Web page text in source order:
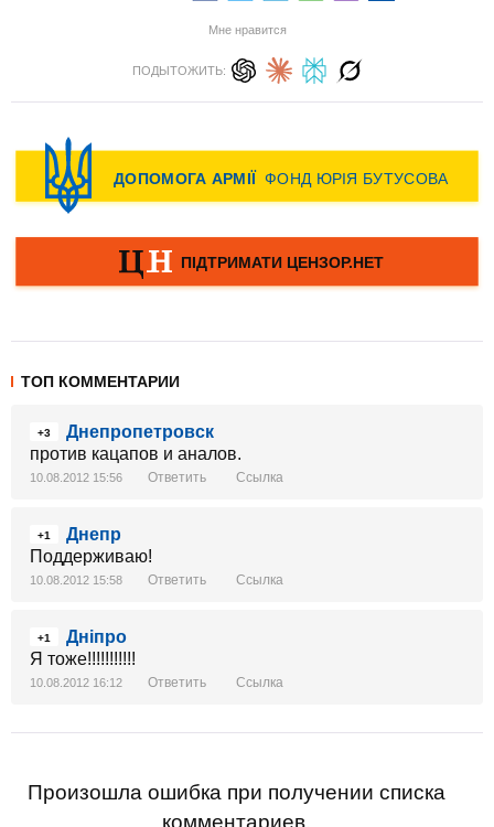
Мне нравится
ПОДЫТОЖИТЬ:
ТОП КОММЕНТАРИИ
+3
Днепропетровск
против кацапов и аналов.
10.08.2012 15:56 Ответить Ссылка
+1
Днепр
Поддерживаю!
10.08.2012 15:58 Ответить Ссылка
+1
Дніпро
Я тоже!!!!!!!!!!!
10.08.2012 16:12 Ответить Ссылка
Произошла ошибка при получении списка
комментариев.